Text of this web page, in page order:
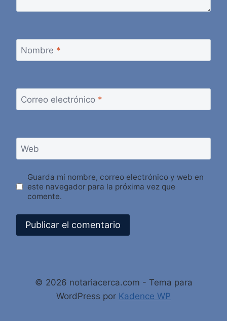
Nombre *
Correo electrónico *
Web
Guarda mi nombre, correo electrónico y web en
este navegador para la próxima vez que
comente.
© 2026 notariacerca.com - Tema para
WordPress por Kadence WP